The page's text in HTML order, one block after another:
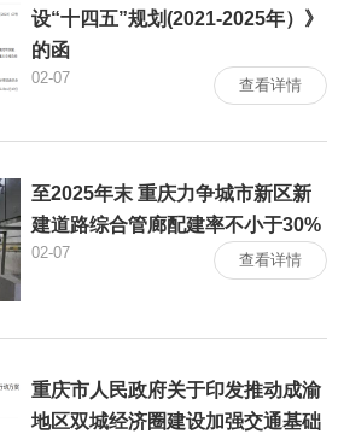
设“十四五”规划(2021-2025年）》
的函
02-07 查看详情
至2025年末 重庆力争城市新区新
建道路综合管廊配建率不小于30%
02-07 查看详情
重庆市人民政府关于印发推动成渝
地区双城经济圈建设加强交通基础